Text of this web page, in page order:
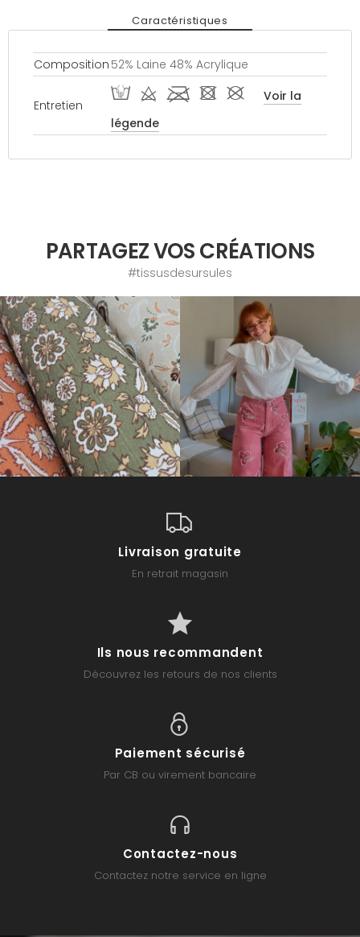
Caractéristiques
Composition 52% Laine 48% Acrylique
Entretien
W d l - #
Voir la
légende
PARTAGEZ VOS CRÉATIONS
#tissusdesursules
Livraison gratuite
En retrait magasin
Ils nous recommandent
Découvrez les retours de nos clients
Paiement sécurisé
Par CB ou virement bancaire
Contactez-nous
Contactez notre service en ligne